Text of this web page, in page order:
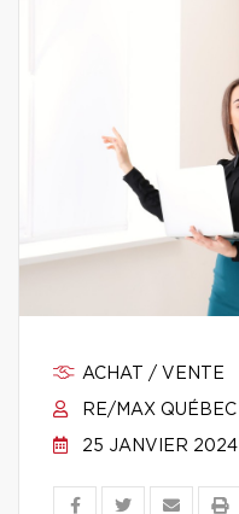
ACHAT / VENTE
RE/MAX QUÉBEC
25 JANVIER 2024